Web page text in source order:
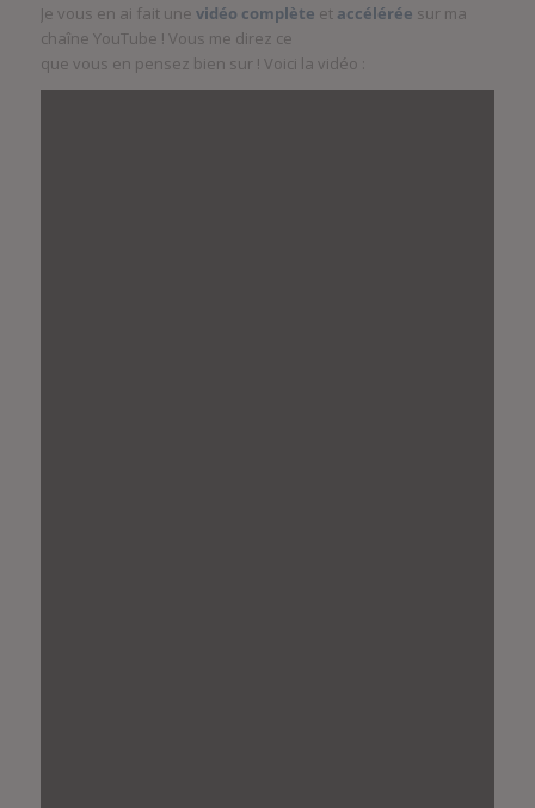
Je vous en ai fait une vidéo complète et accélérée sur ma
chaîne YouTube ! Vous me direz ce
que vous en pensez bien sur ! Voici la vidéo :